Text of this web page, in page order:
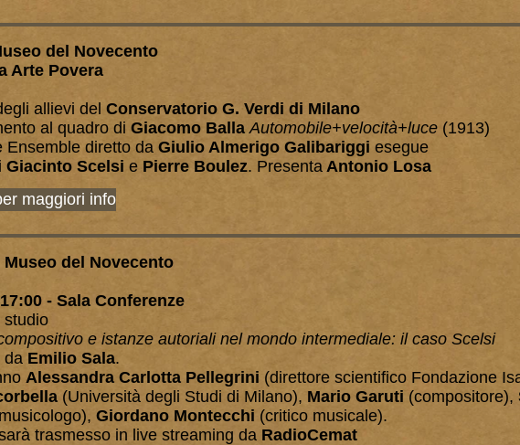
del Novecento
Arte Povera
allievi del Conservatorio G. Verdi di Milano
al quadro di Giacomo BallaAutomobile+velocità+luce (1913)
Ensemble diretto da Giulio Almerigo Galibariggi esegue
Giacinto Scelsi e Pierre Boulez. Presenta Antonio Losa
Museo del Novecento
- Sala Conferenze
studio
e istanze autoriali nel mondo intermediale: il caso Scelsi
da Emilio Sala.
Alessandra Carlotta Pellegrini (direttore scientifico Fondazione
(Università degli Studi di Milano), Mario Garuti (compositore),
Giordano Montecchi (critico musicale).
trasmesso in live streaming da RadioCemat
maggiori info